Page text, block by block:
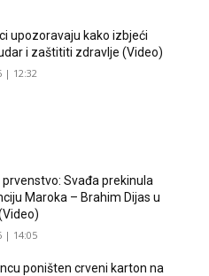
upozoravaju kako izbjeći
i zaštititi zdravlje (Video)
| 12:32
Svađa prekinula
Maroka – Brahim Dijas u
| 14:05
poništen crveni karton na